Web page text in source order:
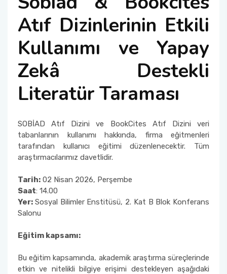
Atıf Dizinlerinin Etkili
Kullanımı ve Yapay
Zekâ Destekli
Literatür Taraması
SOBİAD Atıf Dizini ve BookCites Atıf Dizini veri
tabanlarının kullanımı hakkında, firma eğitmenleri
tarafından kullanıcı eğitimi düzenlenecektir. Tüm
araştırmacılarımız davetlidir.
Tarih: 02 Nisan 2026, Perşembe
Saat: 14.00
Yer: Sosyal Bilimler Enstitüsü, 2. Kat B Blok Konferans
Salonu
Eğitim kapsamı:
Bu eğitim kapsamında, akademik araştırma süreçlerinde
etkin ve nitelikli bilgiye erişimi destekleyen aşağıdaki
Kurumsal Açık Erişim
Veri Tabanları Tarama (EDS)
Hizmet Standartları
İç Kontrol Standartları
Kalite Komisyonu